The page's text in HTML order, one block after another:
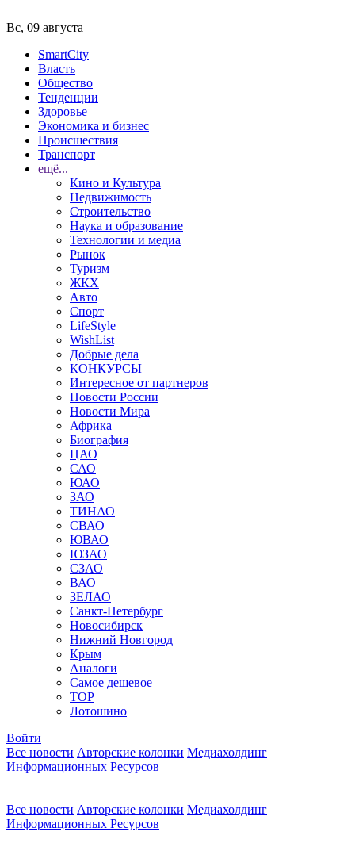
Вс, 09 августа
SmartCity
Власть
Общество
Тенденции
Здоровье
Экономика и бизнес
Происшествия
Транспорт
ещё...
Кино и Культура
Недвижимость
Строительство
Наука и образование
Технологии и медиа
Рынок
Туризм
ЖКХ
Авто
Спорт
LifeStyle
WishList
Добрые дела
КОНКУРСЫ
Интересное от партнеров
Новости России
Новости Мира
Африка
Биография
ЦАО
САО
ЮАО
ЗАО
ТИНАО
СВАО
ЮВАО
ЮЗАО
СЗАО
ВАО
ЗЕЛАО
Санкт-Петербург
Новосибирск
Нижний Новгород
Крым
Аналоги
Самое дешевое
TOP
Лотошино
Войти
Все новости Авторские колонки Медиахолдинг
Информационных Ресурсов
Все новости Авторские колонки Медиахолдинг
Информационных Ресурсов